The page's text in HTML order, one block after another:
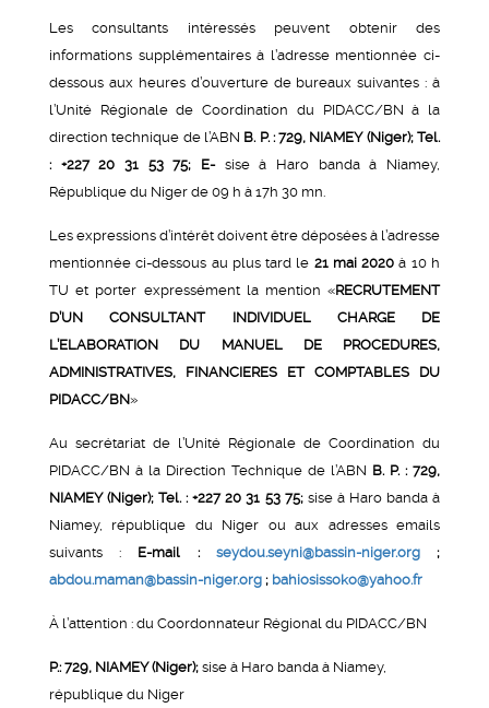
Les consultants intéressés peuvent obtenir des
informations supplémentaires à l’adresse mentionnée ci-
dessous aux heures d’ouverture de bureaux suivantes : à
l’Unité Régionale de Coordination du PIDACC/BN à la
direction technique de l’ABN B. P. : 729, NIAMEY (Niger); Tel.
: +227 20 31 53 75; E- sise à Haro banda à Niamey,
République du Niger de 09 h à 17h 30 mn.
Les expressions d’intérêt doivent être déposées à l’adresse
mentionnée ci-dessous au plus tard le 21 mai 2020à 10 h
TU et porter expressément la mention «RECRUTEMENT
D’UNCONSULTANT INDIVIDUEL CHARGE DE
L’ELABORATION DU MANUEL DE PROCEDURES,
ADMINISTRATIVES, FINANCIERES ET COMPTABLES DU
PIDACC/BN»
Au secrétariat de l’Unité Régionale de Coordination du
PIDACC/BN à la Direction Technique de l’ABN B. P. : 729,
NIAMEY (Niger); Tel. : +227 20 31 53 75;sise à Haro banda à
Niamey, république du Niger ou aux adresses emails
suivants : E-mail : seydou.seyni@bassin-niger.org
;
abdou.maman@bassin-niger.org ; bahiosissoko@yahoo.fr
À l’attention : du Coordonnateur Régional du PIDACC/BN
P.: 729, NIAMEY (Niger); sise à Haro banda à Niamey,
république du Niger